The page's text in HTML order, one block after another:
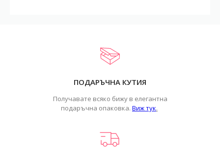
ПОДАРЪЧНА КУТИЯ
Получавате всяко бижу в елегантна
подаръчна опаковка. Виж тук.